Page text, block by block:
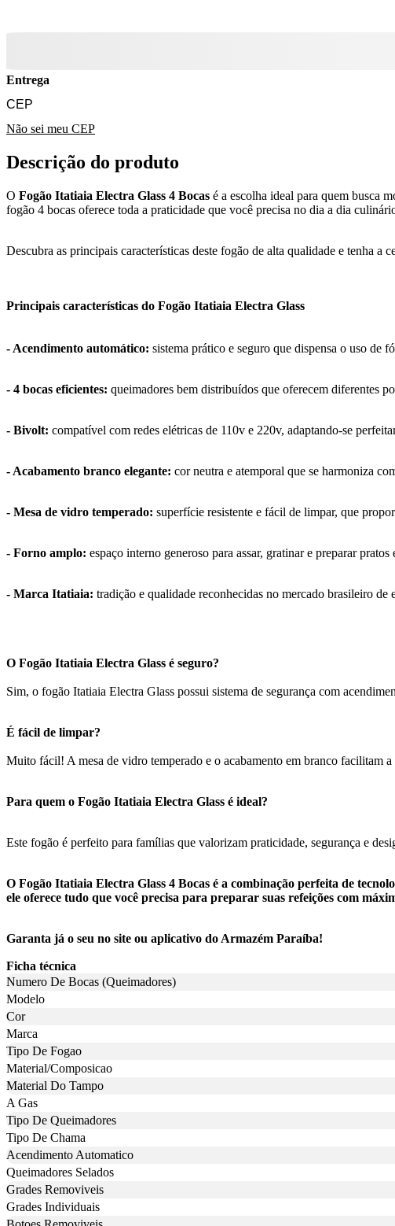
Entrega
Não sei meu CEP
Descrição do produto
O Fogão Itatiaia Electra Glass 4 Bocas é a escolha ideal para quem busca
fogão 4 bocas oferece toda a praticidade que você precisa no dia a dia
Descubra as principais características deste fogão de alta qualidade e tenha a
Principais características do Fogão Itatiaia Electra Glass
- Acendimento automático: sistema prático e seguro que dispensa o uso de
- 4 bocas eficientes: queimadores bem distribuídos que oferecem diferentes
- Bivolt: compatível com redes elétricas de 110v e 220v, adaptando-se
- Acabamento branco elegante: cor neutra e atemporal que se harmoniza
- Mesa de vidro temperado: superfície resistente e fácil de limpar, que
- Forno amplo: espaço interno generoso para assar, gratinar e preparar
- Marca Itatiaia: tradição e qualidade reconhecidas no mercado brasileiro de
O Fogão Itatiaia Electra Glass é seguro?
Sim, o fogão Itatiaia Electra Glass possui sistema de segurança com
É fácil de limpar?
Muito fácil! A mesa de vidro temperado e o acabamento em branco facilitam
Para quem o Fogão Itatiaia Electra Glass é ideal?
Este fogão é perfeito para famílias que valorizam praticidade, segurança e
O Fogão Itatiaia Electra Glass 4 Bocas é a combinação perfeita de
ele oferece tudo que você precisa para preparar suas refeições com
Garanta já o seu no site ou aplicativo do Armazém Paraíba!
Ficha técnica
Numero De Bocas (Queimadores)
Modelo
Cor
Marca
Tipo De Fogao
Material/Composicao
Material Do Tampo
A Gas
Tipo De Queimadores
Tipo De Chama
Acendimento Automatico
Queimadores Selados
Grades Removiveis
Grades Individuais